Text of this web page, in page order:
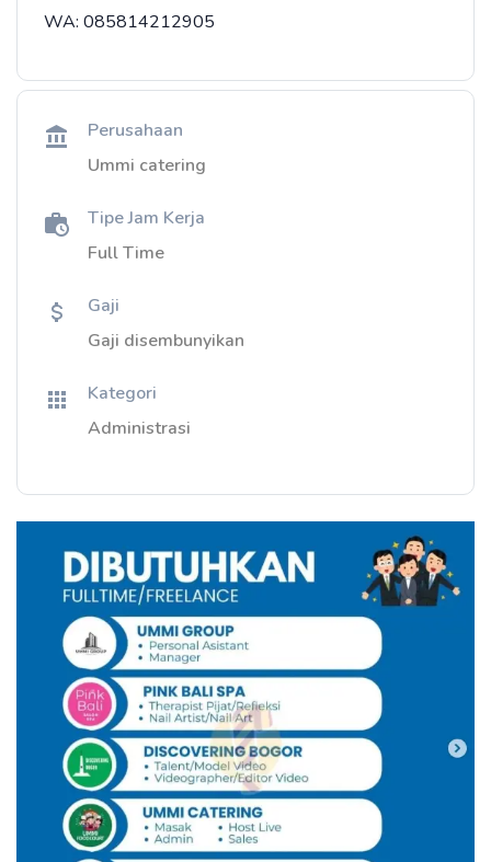
WA: 085814212905
Perusahaan
Ummi catering
Tipe Jam Kerja
Full Time
Gaji
Gaji disembunyikan
Kategori
Administrasi